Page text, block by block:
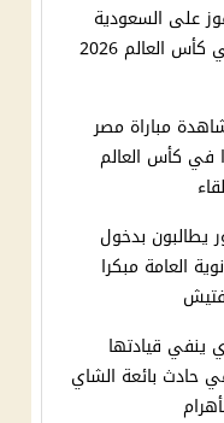
على السعودية
كأس العالم 2026
مباراة مصر
في كأس العالم
يطالبون بدخول
العامة مبكرا
ينفي قيادتها
حادث بائعة الشاي